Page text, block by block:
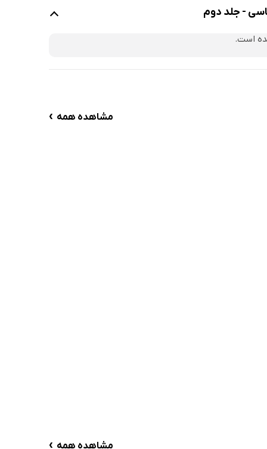
- جلد دوم
است.
مشاهده همه ›
مشاهده همه ›